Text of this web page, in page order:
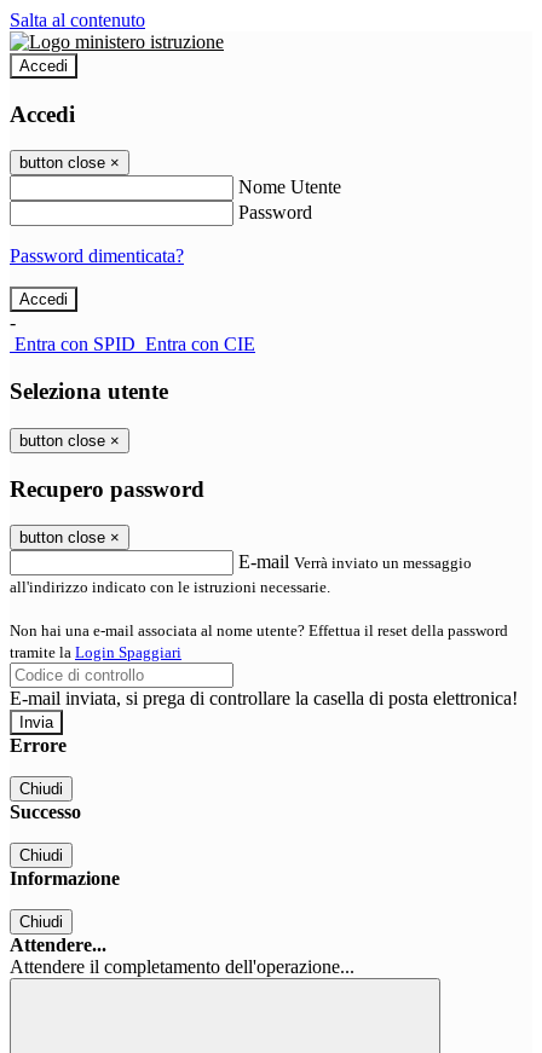
Salta al contenuto
Accedi
Accedi
button close ×
Nome Utente
Password
Password dimenticata?
-
Entra con SPID Entra con CIE
Seleziona utente
button close ×
Recupero password
button close ×
E-mail Verrà inviato un messaggio
all'indirizzo indicato con le istruzioni necessarie.
Non hai una e-mail associata al nome utente? Effettua il reset della password
tramite la Login Spaggiari
E-mail inviata, si prega di controllare la casella di posta elettronica!
Errore
Chiudi
Successo
Chiudi
Informazione
Chiudi
Attendere...
Attendere il completamento dell'operazione...